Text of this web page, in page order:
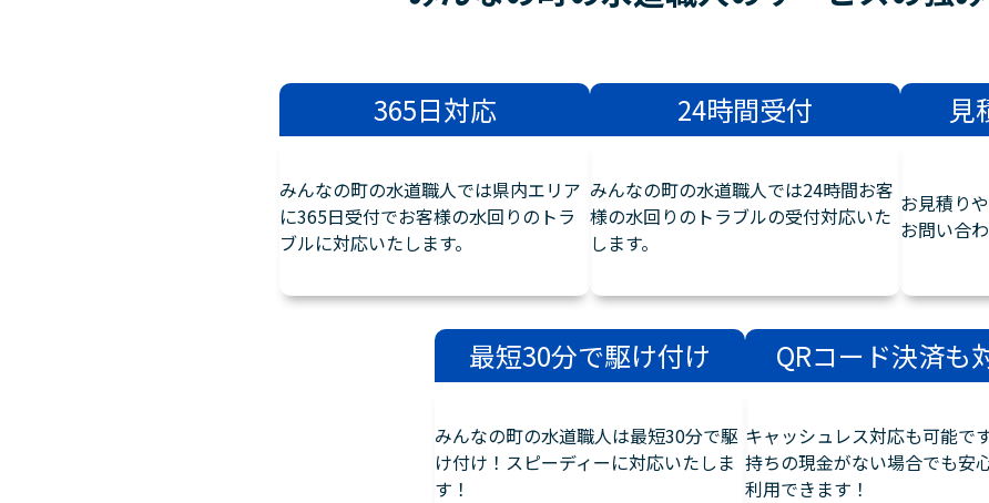
365日対応
みんなの町の水道職人では県内エリア
に365日受付でお客様の水回りのトラ
ブルに対応いたします。
24時間受付
みんなの町の水道職人では24時間お客
様の水回りのトラブルの受付対応いた
します。
見
お見積り
お問い合
最短30分で駆け付け
みんなの町の水道職人は最短30分で駆
け付け！スピーディーに対応いたしま
す！
QRコード決済も
キャッシュレス対応も可能で
持ちの現金がない場合でも安
利用できます！